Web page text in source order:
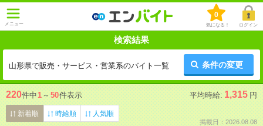
メニュー
0
気になる！ ログイン
検索結果
山形県で販売・サービス・営業系のバイト一覧 条件の変更
220件中1 ～ 50件表示 平均時給: 1,315 円
新着順 時給順 人気順
掲載日：2026.08.08